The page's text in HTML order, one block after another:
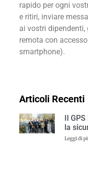
rapido per ogni
e ritiri, inviare
ai vostri
remota con
smartphone).
Articoli Recenti
Il
la
Leggi di